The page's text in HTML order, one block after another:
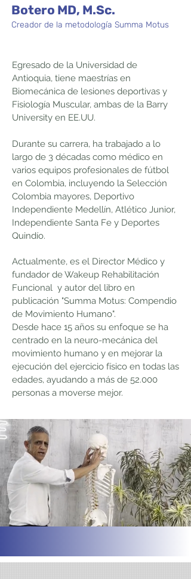
Botero MD, M.Sc.
Creador de la metodología Summa Motus
Egresado de la Universidad de
Antioquia, tiene maestrías en
Biomecánica de lesiones deportivas y
Fisiología Muscular, ambas de la Barry
University en EE.UU.
Durante su carrera, ha trabajado a lo
largo de 3 décadas como médico en
varios equipos profesionales de fútbol
en Colombia, incluyendo la Selección
Colombia mayores, Deportivo
Independiente Medellín, Atlético Junior,
Independiente Santa Fe y Deportes
Quindío.
Actualmente, es el Director Médico y
fundador de Wakeup Rehabilitación
Funcional y autor del libro en
publicación "Summa Motus: Compendio
de Movimiento Humano".
Desde hace 15 años su enfoque se ha
centrado en la neuro-mecánica del
movimiento humano y en mejorar la
ejecución del ejercicio físico en todas las
edades, ayudando a más de 52.000
personas a moverse mejor.